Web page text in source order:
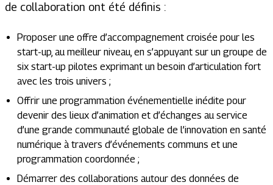
de collaboration ont été définis :
Proposer une offre d’accompagnement croisée pour les
start-up, au meilleur niveau, en s’appuyant sur un groupe de
six start-up pilotes exprimant un besoin d’articulation fort
avec les trois univers ;
Offrir une programmation événementielle inédite pour
devenir des lieux d’animation et d’échanges au service
d’une grande communauté globale de l’innovation en santé
numérique à travers d’événements communs et une
programmation coordonnée ;
Démarrer des collaborations autour des données de